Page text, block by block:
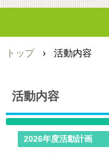
トップ › 活動内容
活動内容
2026年度活動計画